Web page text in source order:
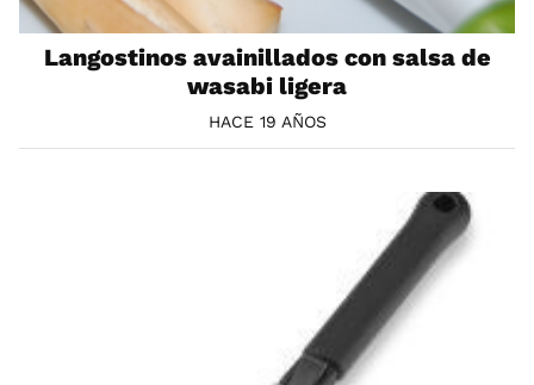
Langostinos avainillados con salsa de
wasabi ligera
HACE 19 AÑOS